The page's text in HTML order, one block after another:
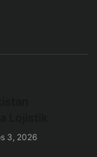
3, 2026